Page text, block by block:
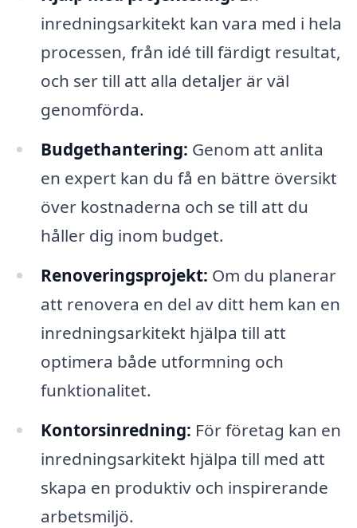
inredningsarkitekt kan vara med i hela
processen, från idé till färdigt resultat,
och ser till att alla detaljer är väl
genomförda.
Budgethantering: Genom att anlita
en expert kan du få en bättre översikt
över kostnaderna och se till att du
håller dig inom budget.
Renoveringsprojekt: Om du planerar
att renovera en del av ditt hem kan en
inredningsarkitekt hjälpa till att
optimera både utformning och
funktionalitet.
Kontorsinredning: För företag kan en
inredningsarkitekt hjälpa till med att
skapa en produktiv och inspirerande
arbetsmiljö.